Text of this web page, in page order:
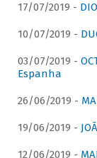
17/07/2019 -
10/07/2019 -
03/07/2019 -
Espanha
26/06/2019 -
19/06/2019 -
12/06/2019 -